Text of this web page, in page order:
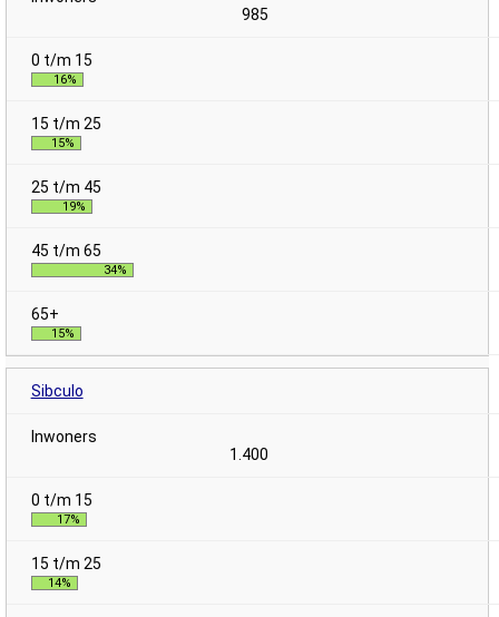
985
16%
15%
19%
34%
15%
Sibculo
1.400
17%
14%